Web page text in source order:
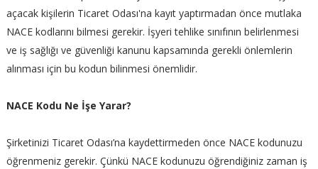
açacak kişilerin Ticaret Odası'na kayıt yaptırmadan önce mutlaka
NACE kodlarını bilmesi gerekir. İşyeri tehlike sınıfının belirlenmesi
ve iş sağlığı ve güvenliği kanunu kapsamında gerekli önlemlerin
alınması için bu kodun bilinmesi önemlidir.
NACE Kodu Ne İşe Yarar?
Şirketinizi Ticaret Odası’na kaydettirmeden önce NACE kodunuzu
öğrenmeniz gerekir. Çünkü NACE kodunuzu öğrendiğiniz zaman iş